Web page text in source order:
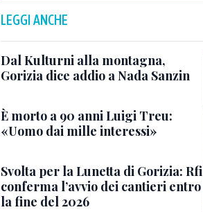
LEGGI ANCHE
Dal Kulturni alla montagna,
Gorizia dice addio a Nada Sanzin
È morto a 90 anni Luigi Treu:
«Uomo dai mille interessi»
Svolta per la Lunetta di Gorizia: Rfi
conferma l’avvio dei cantieri entro
la fine del 2026